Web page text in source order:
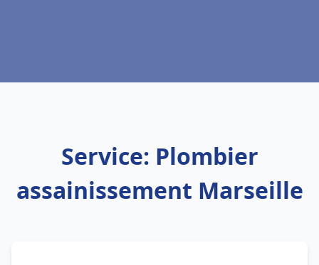
Service: Plombier
assainissement Marseille